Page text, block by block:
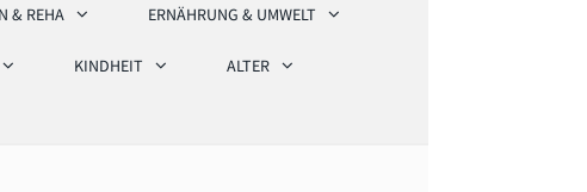
& REHA ERNÄHRUNG & UMWELT
KINDHEIT ALTER